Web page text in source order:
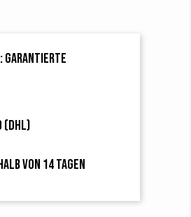
garantierte
von 14 Tagen